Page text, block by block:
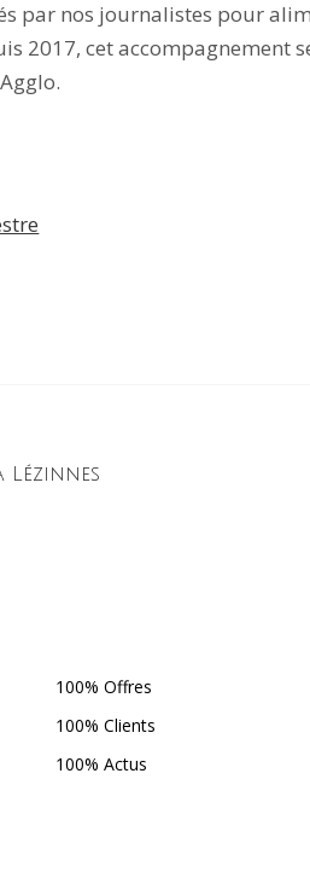
par nos journalistes pour
2017, cet accompagnement
Lézinnes
100% Offres
100% Clients
100% Actus